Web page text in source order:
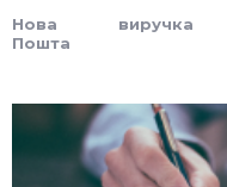
Нова
Пошта
виручка